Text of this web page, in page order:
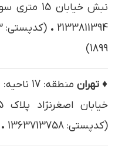
نبش خیابان 15 متری سوم- طبقه 2 پلاک 424
1899)
♦ تهران منطقه: 17 ناحیه:
خيابان اصغرنژاد پلاک 755
(کدپستی: 1363713758 • کد دفتر: 72-16-1039)